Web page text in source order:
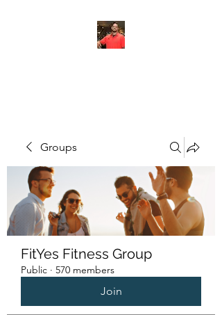
Groups
FitYes Fitness Group
Public · 570 members
Join